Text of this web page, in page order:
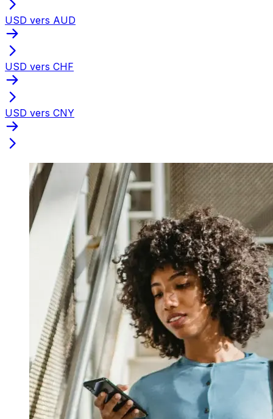
USD vers AUD
USD vers CHF
USD vers CNY